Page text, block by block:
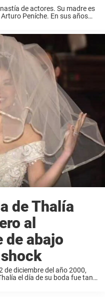
de actores. Su madre es
Peníche. En sus años
de Thalía
al
de abajo
de diciembre del año 2000,
el día de su boda fue tan